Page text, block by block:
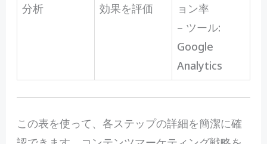
分析
効果を評価
ョン率
– ツール:
Google
Analytics
この表を使って、各ステップの詳細を簡潔に確